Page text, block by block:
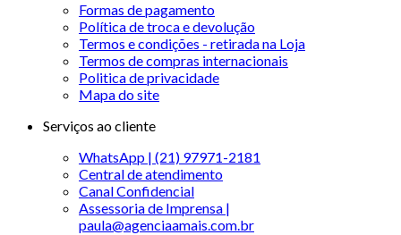
Formas de pagamento
Política de troca e devolução
Termos e condições - retirada na Loja
Termos de compras internacionais
Politica de privacidade
Mapa do site
Serviços ao cliente
WhatsApp | (21) 97971-2181
Central de atendimento
Canal Confidencial
Assessoria de Imprensa |
paula@agenciaamais.com.br